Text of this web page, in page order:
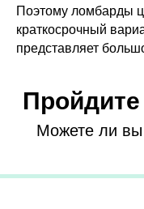
Поэтому ломбарды
краткосрочный
представляет
Пройдите
Можете ли вы